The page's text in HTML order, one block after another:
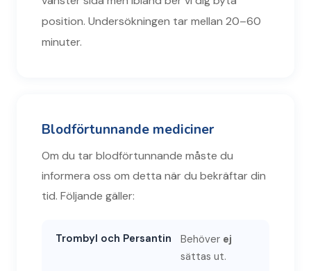
position. Undersökningen tar mellan 20–60
minuter.
Blodförtunnande mediciner
Om du tar blodförtunnande måste du
informera oss om detta när du bekräftar din
tid. Följande gäller:
Trombyl och Persantin Behöver ej
sättas ut.